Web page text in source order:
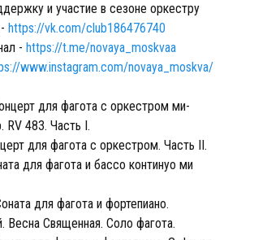
и участие в сезоне оркестру
https://vk.com/club186476740
- https://t.me/novaya_moskvaa
www.instagram.com/novaya_moskva/
для фагота с оркестром ми-
483. Часть I.
для фагота с оркестром. Часть II.
для фагота и бассо континуо ми
для фагота и фортепиано.
Весна Священная. Соло фагота.